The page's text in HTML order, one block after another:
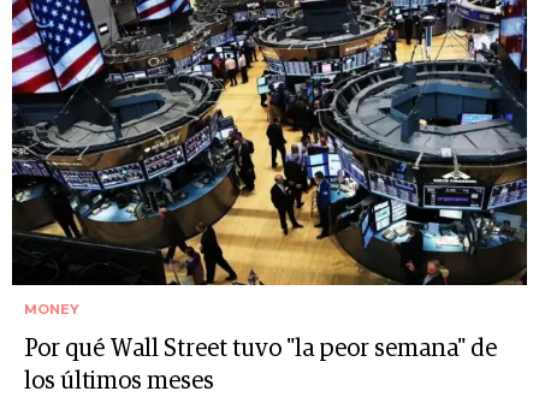
MONEY
Por qué Wall Street tuvo "la peor semana" de
los últimos meses